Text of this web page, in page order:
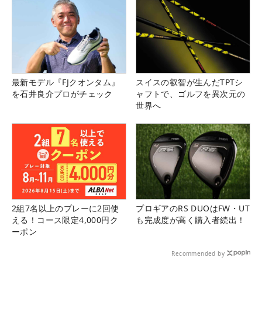
最新モデル『FJクオンタム』
を石井良介プロがチェック
スイスの叡智が生んだTPTシ
ャフトで、ゴルフを異次元の
世界へ
2組7名以上のプレーに2回使
える！コース限定4,000円ク
ーポン
プロギアのRS DUOはFW・UT
も完成度が高く購入者続出！
Recommended by